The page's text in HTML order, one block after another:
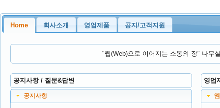
Home 회사소개 영업제품 공지/고객지원
"웹(Web)으로 이어지는 소통의 장" 나무
공지사항 / 질문&답변
공지사항
영업